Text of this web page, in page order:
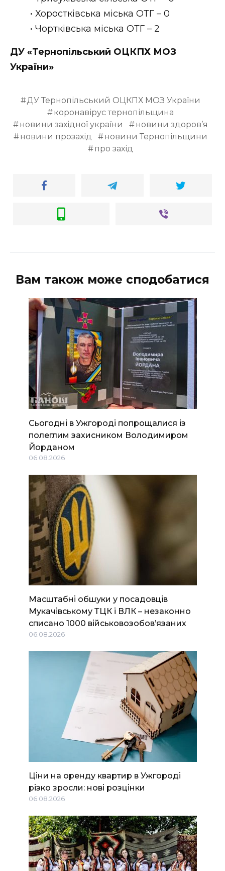
• Хоростківська міська ОТГ – 0
• Чортківська міська ОТГ – 2
ДУ «Тернопільський ОЦКПХ МОЗ
України»
ДУ Тернопільський ОЦКПХ МОЗ України
коронавірус тернопільщина
новини західної україни
новини здоров’я
новини прозахід
новини Тернопільщини
про захід
Вам також може сподобатися
Сьогодні в Ужгороді попрощалися із
полеглим захисником Володимиром
Йорданом
06.08.2026
Масштабні обшуки у посадовців
Мукачівському ТЦК і ВЛК – незаконно
списано 1000 військовозобов’язаних
06.08.2026
Ціни на оренду квартир в Ужгороді
різко зросли: нові розцінки
06.08.2026